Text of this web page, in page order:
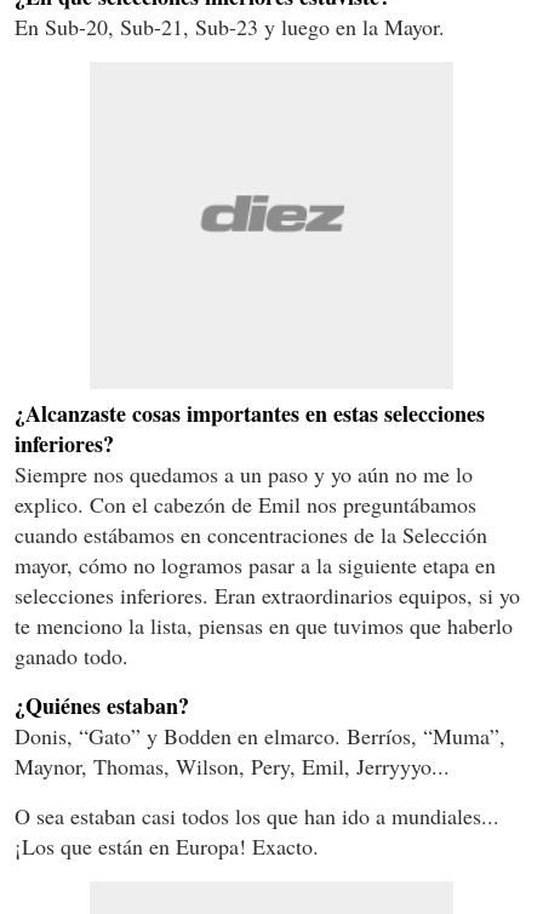
En Sub-20, Sub-21, Sub-23 y luego en la Mayor.
¿Alcanzaste cosas importantes en estas selecciones
inferiores?
Siempre nos quedamos a un paso y yo aún no me lo
explico. Con el cabezón de Emil nos preguntábamos
cuando estábamos en concentraciones de la Selección
mayor, cómo no logramos pasar a la siguiente etapa en
selecciones inferiores. Eran extraordinarios equipos, si yo
te menciono la lista, piensas en que tuvimos que haberlo
ganado todo.
¿Quiénes estaban?
Donis, “Gato” y Bodden en elmarco. Berríos, “Muma”,
Maynor, Thomas, Wilson, Pery, Emil, Jerryyyo...
O sea estaban casi todos los que han ido a mundiales...
¡Los que están en Europa! Exacto.